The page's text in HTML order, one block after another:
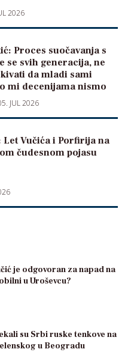
2026
Proces suočavanja s
se svih generacija, ne
da mladi sami
mi decenijama nismo
JUL 2026
Let Vučića i Porfirija na
čudesnom pojasu
je odgovoran za napad na
u Uroševcu?
su Srbi ruske tenkove na
u Beogradu